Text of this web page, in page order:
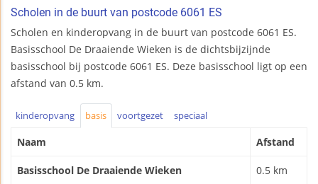
Scholen in de buurt van postcode 6061 ES
Scholen en kinderopvang in de buurt van postcode 6061 ES.
Basisschool De Draaiende Wieken is de dichtsbijzijnde
basisschool bij postcode 6061 ES. Deze basisschool ligt op een
afstand van 0.5 km.
kinderopvang basis voortgezet speciaal
Naam Afstand
Basisschool De Draaiende Wieken 0.5 km